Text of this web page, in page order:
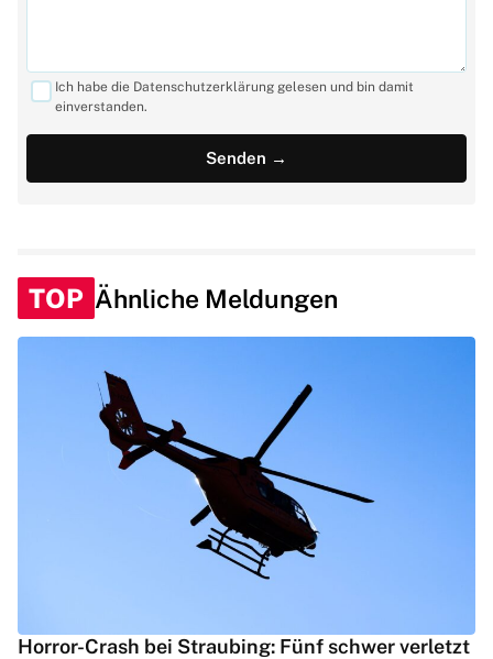
Ich habe die Datenschutzerklärung gelesen und bin damit
einverstanden.
TOP Ähnliche Meldungen
Horror-Crash bei Straubing: Fünf schwer verletzt